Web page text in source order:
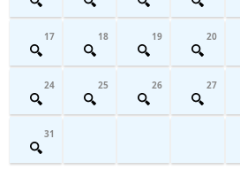
17 18 19 20
24 25 26 27
31